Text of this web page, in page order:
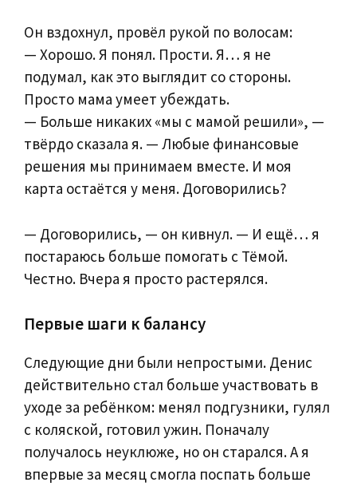
Он вздохнул, провёл рукой по волосам:
— Хорошо. Я понял. Прости. Я… я не
подумал, как это выглядит со стороны.
Просто мама умеет убеждать.
— Больше никаких «мы с мамой решили», —
твёрдо сказала я. — Любые финансовые
решения мы принимаем вместе. И моя
карта остаётся у меня. Договорились?
— Договорились, — он кивнул. — И ещё… я
постараюсь больше помогать с Тёмой.
Честно. Вчера я просто растерялся.
Первые шаги к балансу
Следующие дни были непростыми. Денис
действительно стал больше участвовать в
уходе за ребёнком: менял подгузники, гулял
с коляской, готовил ужин. Поначалу
получалось неуклюже, но он старался. А я
впервые за месяц смогла поспать больше